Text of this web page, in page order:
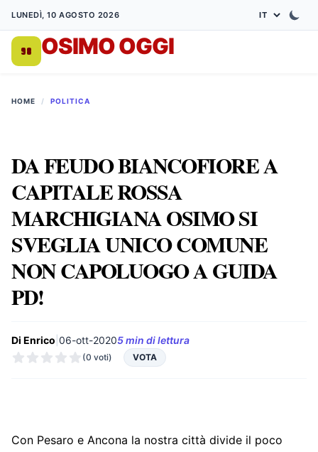
LUNEDÌ, 10 AGOSTO 2026
OSIMO OGGI
HOME / POLITICA
DA FEUDO BIANCOFIORE A
CAPITALE ROSSA
MARCHIGIANA OSIMO SI
SVEGLIA UNICO COMUNE
NON CAPOLUOGO A GUIDA
PD!
Di Enrico 06-ott-20205 min di lettura
(0 voti) VOTA
Con Pesaro e Ancona la nostra città divide il poco